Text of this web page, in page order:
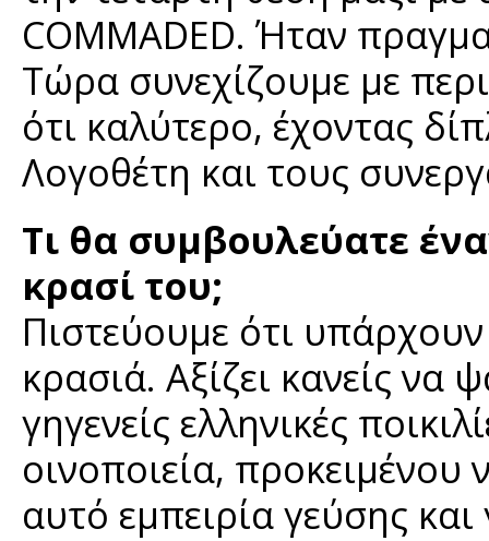
COMΜADED. Ήταν
Τώρα συνεχίζουμε με
ότι καλύτερο, έχοντας
Λογοθέτη και τους
Τι θα συμβουλεύατε
κρασί του;
Πιστεύουμε ότι
κρασιά. Αξίζει κανείς να
γηγενείς ελληνικές
οινοποιεία,
αυτό εμπειρία γεύσης